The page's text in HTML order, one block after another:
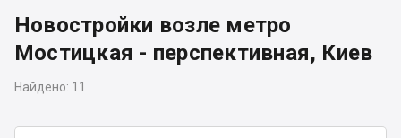
Новостройки возле метро
Мостицкая - перспективная, Киев
Найдено: 11